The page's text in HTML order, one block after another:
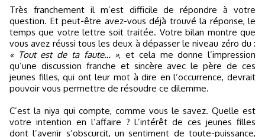
Très franchement il m’est difficile de répondre à votre
question. Et peut-être avez-vous déjà trouvé la réponse, le
temps que votre lettre soit traitée. Votre bilan montre que
vous avez réussi tous les deux à dépasser le niveau zéro du :
« Tout est de ta faute… », et cela me donne l’impression
qu’une discussion franche et sincère avec le père de ces
jeunes filles, qui ont leur mot à dire en l’occurrence, devrait
pouvoir vous permettre de résoudre ce dilemme.
C’est la niya qui compte, comme vous le savez. Quelle est
votre intention en l’affaire ? L’intérêt de ces jeunes filles
dont l’avenir s’obscurcit, un sentiment de toute-puissance,